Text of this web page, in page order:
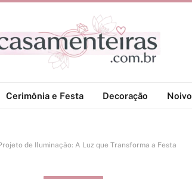
Cerimônia e Festa Decoração
de Iluminação: A Luz que Transforma a Festa